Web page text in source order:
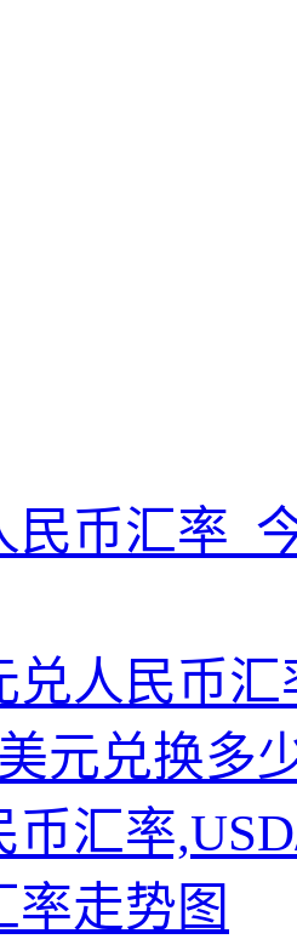
民币汇率_
兑人民币汇
元兑换多
币汇率
率走势图